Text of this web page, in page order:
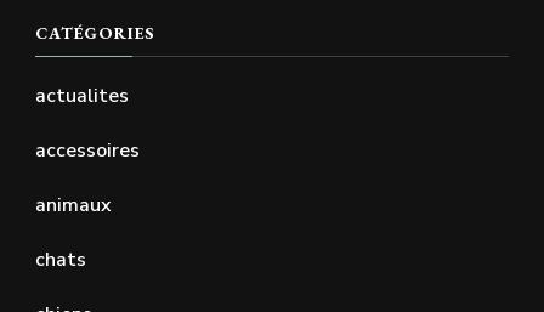
CATÉGORIES
actualites
accessoires
animaux
chats